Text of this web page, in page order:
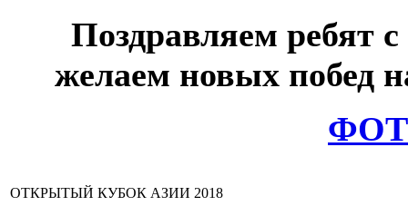
Поздравляем ребят
желаем новых побед
ОТКРЫТЫЙ КУБОК АЗИИ 2018